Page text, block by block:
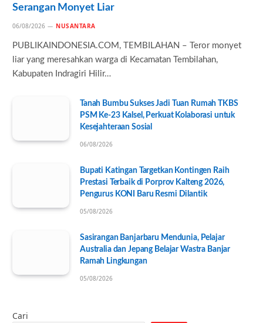
Serangan Monyet Liar
06/08/2026 NUSANTARA
PUBLIKAINDONESIA.COM, TEMBILAHAN – Teror monyet
liar yang meresahkan warga di Kecamatan Tembilahan,
Kabupaten Indragiri Hilir…
Tanah Bumbu Sukses Jadi Tuan Rumah TKBS
PSM Ke-23 Kalsel, Perkuat Kolaborasi untuk
Kesejahteraan Sosial
06/08/2026
Bupati Katingan Targetkan Kontingen Raih
Prestasi Terbaik di Porprov Kalteng 2026,
Pengurus KONI Baru Resmi Dilantik
05/08/2026
Sasirangan Banjarbaru Mendunia, Pelajar
Australia dan Jepang Belajar Wastra Banjar
Ramah Lingkungan
05/08/2026
Cari